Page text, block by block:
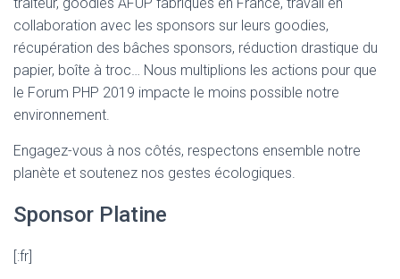
collaboration avec les sponsors sur leurs goodies,
récupération des bâches sponsors, réduction drastique du
papier, boîte à troc… Nous multiplions les actions pour que
le Forum PHP 2019 impacte le moins possible notre
environnement.
Engagez-vous à nos côtés, respectons ensemble notre
planète et soutenez nos gestes écologiques.
Sponsor Platine
[:fr]